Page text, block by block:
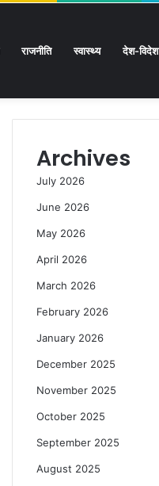
राजनीति स्वास्थ्य देश-विदेश
Archives
July 2026
June 2026
May 2026
April 2026
March 2026
February 2026
January 2026
December 2025
November 2025
October 2025
September 2025
August 2025